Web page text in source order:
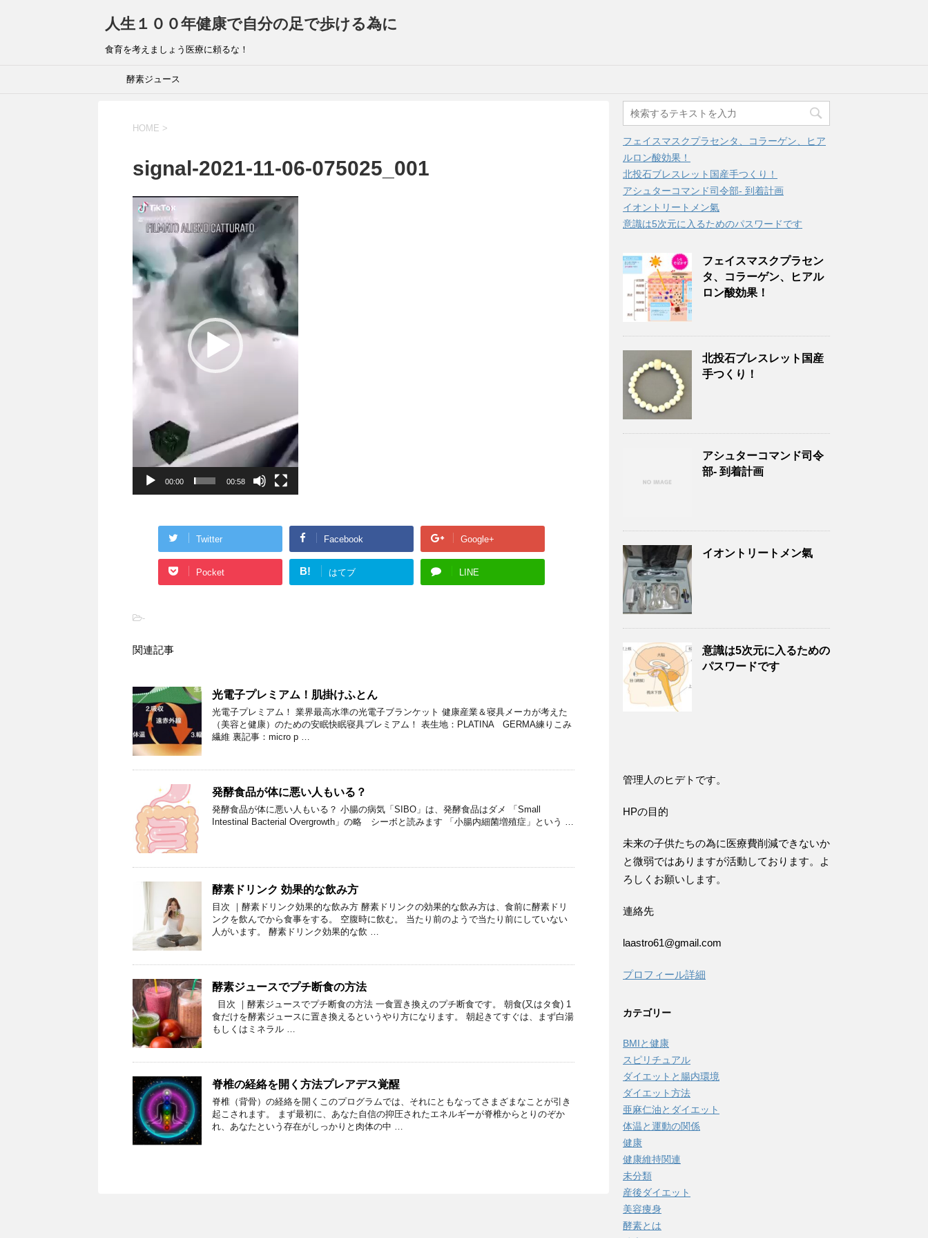
人生１００年健康で自分の足で歩ける為に
食育を考えましょう医療に頼るな！
酵素ジュース
HOME >
signal-2021-11-06-075025_001
動
画
ー
ヤ
ー
00:00 00:58
Twitter Facebook Google+
Pocket B! はてブ LINE
-
関連記事
光電子プレミアム！肌掛けふとん
光電子プレミアム！ 業界最高水準の光電子ブランケット 健康産業＆寝具メーカが考えた
（美容と健康）のための安眠快眠寝具プレミアム！ 表生地：PLATINA GERMA練りこみ
繊維 裏記事：micro p …
発酵食品が体に悪い人もいる？
発酵食品が体に悪い人もいる？ 小腸の病気「SIBO」は、発酵食品はダメ 「Small
Intestinal Bacterial Overgrowth」の略 シーボと読みます 「小腸内細菌増殖症」という …
酵素ドリンク 効果的な飲み方
目次 ｜酵素ドリンク効果的な飲み方 酵素ドリンクの効果的な飲み方は、食前に酵素ドリ
ンクを飲んでから食事をする。 空腹時に飲む。 当たり前のようで当たり前にしていない
人がいます。 酵素ドリンク効果的な飲 …
酵素ジュースでプチ断食の方法
目次 ｜酵素ジュースでプチ断食の方法 一食置き換えのプチ断食です。 朝食(又はタ食) 1
食だけを酵素ジュースに置き換えるというやり方になります。 朝起きてすぐは、まず白湯
もしくはミネラル …
脊椎の経絡を開く方法プレアデス覚醒
脊椎（背骨）の経絡を開くこのプログラムでは、それにともなってさまざまなことが引き
起こされます。 まず最初に、あなた自信の抑圧されたエネルギーが脊椎からとりのぞか
れ、あなたという存在がしっかりと肉体の中 …
フェイスマスクプラセンタ、コラーゲン、ヒア
ルロン酸効果！
北投石ブレスレット国産手つくり！
アシュターコマンド司令部- 到着計画
イオントリートメン氣
意識は5次元に入るためのパスワードです
フェイスマスクプラセン
タ、コラーゲン、ヒアル
ロン酸効果！
北投石ブレスレット国産
手つくり！
アシュターコマンド司令
部- 到着計画
イオントリートメン氣
意識は5次元に入るための
パスワードです
管理人のヒデトです。
HPの目的
未来の子供たちの為に医療費削減できないか
と微弱ではありますが活動しております。よ
ろしくお願いします。
連絡先
laastro61@gmail.com
プロフィール詳細
カテゴリー
BMIと健康
スピリチュアル
ダイエットと腸内環境
ダイエット方法
亜麻仁油とダイエット
体温と運動の関係
健康
健康維持関連
未分類
産後ダイエット
美容痩身
酵素とは